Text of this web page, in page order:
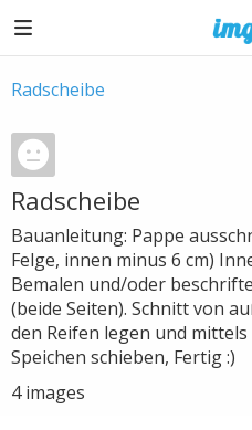
Radscheibe
Radscheibe
Bauanleitung: Pappe
Felge, innen minus 6 cm)
Bemalen und/oder
(beide Seiten). Schnitt von
den Reifen legen und
Speichen schieben, Fertig :)
4 images